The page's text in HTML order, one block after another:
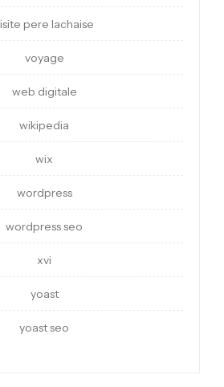
pere lachaise
voyage
web digitale
wikipedia
wix
wordpress
wordpress seo
xvi
yoast
yoast seo